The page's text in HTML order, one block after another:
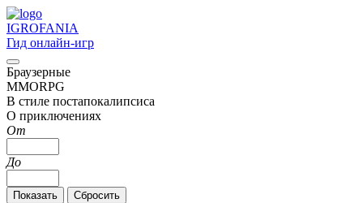
IGROFANIA
Гид онлайн-игр
Браузерные
MMORPG
В стиле постапокалипсиса
О приключениях
От
До